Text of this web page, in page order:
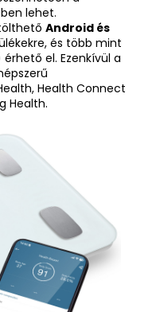
lehet.
Android és
és több mint
érhető el. Ezenkívül a
Health Connect
Health.